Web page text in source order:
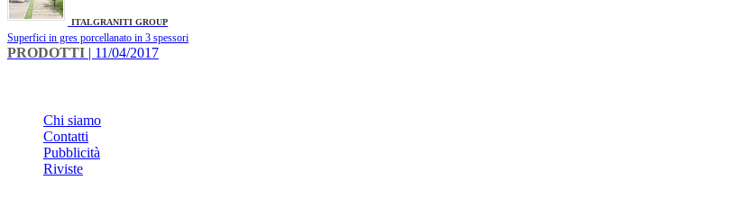
ITALGRANITI GROUP
Superfici in gres porcellanato in 3 spessori
PRODOTTI | 11/04/2017
Chi siamo
Contatti
Pubblicità
Riviste